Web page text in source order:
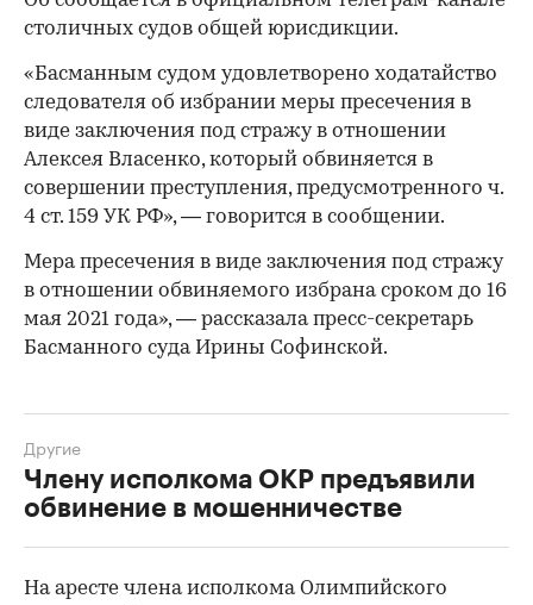
столичных судов общей юрисдикции.
«Басманным судом удовлетворено ходатайство
следователя об избрании меры пресечения в
виде заключения под стражу в отношении
Алексея Власенко, который обвиняется в
совершении преступления, предусмотренного ч.
4 ст. 159 УК РФ», — говорится в сообщении.
Мера пресечения в виде заключения под стражу
в отношении обвиняемого избрана сроком до 16
мая 2021 года», — рассказала пресс-секретарь
Басманного суда Ирины Софинской.
Члену исполкома ОКР предъявили
обвинение в мошенничестве
Другие
На аресте члена исполкома Олимпийского